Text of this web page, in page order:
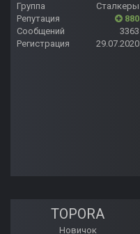
Группа
Сталкеры
Репутация
880
Сообщений
3363
Регистрация
29.07.2020
TOPORA
Новичок